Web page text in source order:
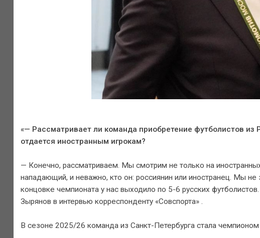
«— Рассматривает ли команда приобретение футболистов
отдается иностранным игрокам?
— Конечно, рассматриваем. Мы смотрим не только на
нападающий, и неважно, кто он: россиянин или иностранец. Мы не
концовке чемпионата у нас выходило по 5-6 русских
Зырянов в интервью корреспонденту «Совспорта» .
В сезоне 2025/26 команда из Санкт-Петербурга стала